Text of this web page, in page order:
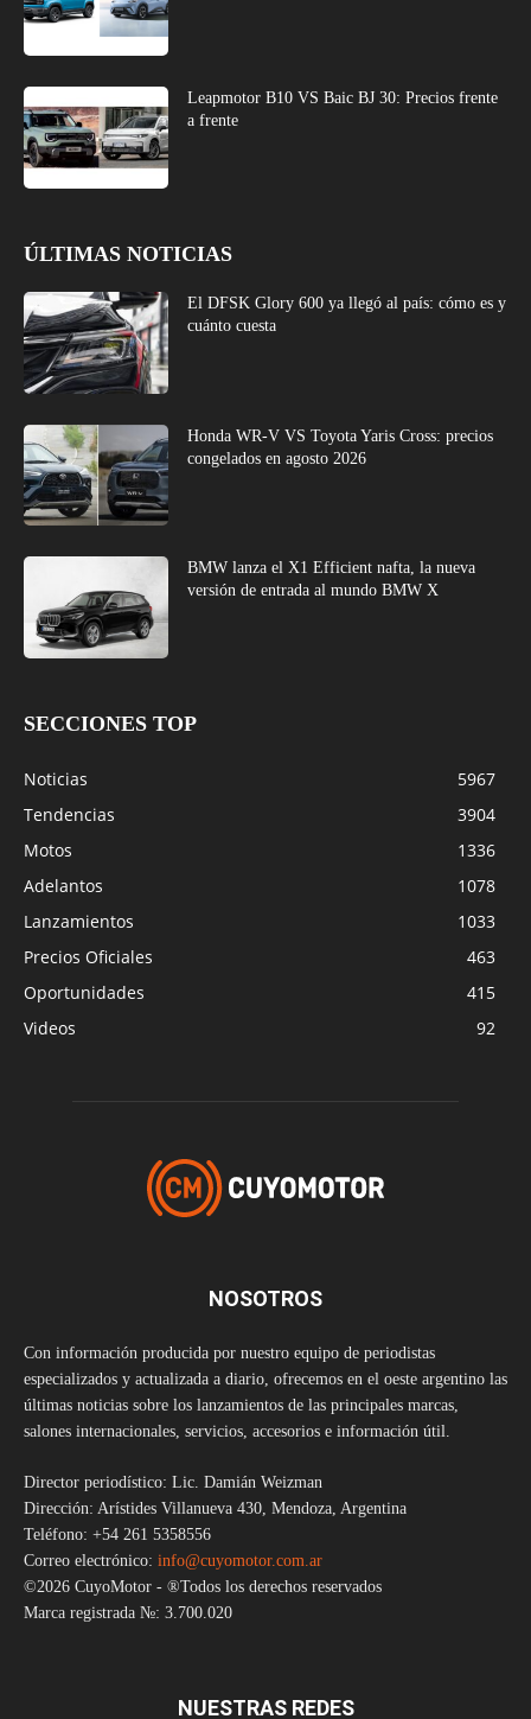
Leapmotor B10 VS Baic BJ 30: Precios frente
a frente
ÚLTIMAS NOTICIAS
El DFSK Glory 600 ya llegó al país: cómo es y
cuánto cuesta
Honda WR-V VS Toyota Yaris Cross: precios
congelados en agosto 2026
BMW lanza el X1 Efficient nafta, la nueva
versión de entrada al mundo BMW X
SECCIONES TOP
Noticias
5967
Tendencias
3904
Motos
1336
Adelantos
1078
Lanzamientos
1033
Precios Oficiales
463
Oportunidades
415
Videos
92
NOSOTROS
Con información producida por nuestro equipo de periodistas
especializados y actualizada a diario, ofrecemos en el oeste argentino las
últimas noticias sobre los lanzamientos de las principales marcas,
salones internacionales, servicios, accesorios e información útil.
Director periodístico: Lic. Damián Weizman
Dirección: Arístides Villanueva 430, Mendoza, Argentina
Teléfono: +54 261 5358556
Correo electrónico: info@cuyomotor.com.ar
©2026 CuyoMotor - ®Todos los derechos reservados
Marca registrada №: 3.700.020
NUESTRAS REDES